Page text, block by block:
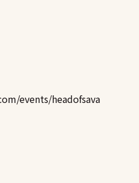
events/headofsava